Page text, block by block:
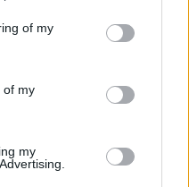
of my
of my
my
madhështore në
Turqi, 25 mijë tifozë
Trabzonspori